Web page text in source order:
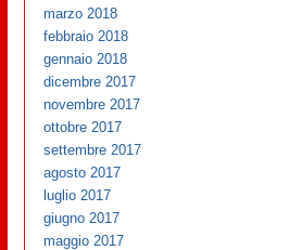
marzo 2018
febbraio 2018
gennaio 2018
dicembre 2017
novembre 2017
ottobre 2017
settembre 2017
agosto 2017
luglio 2017
giugno 2017
maggio 2017